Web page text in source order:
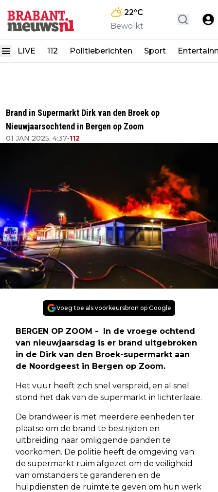
22°C
Bewolkt
LIVE 112 Politieberichten Sport
Brand in Supermarkt Dirk van den Broek op
Nieuwjaarsochtend in Bergen op Zoom
01 JAN 2025, 4:37•112
Voeg toe als voorkeursbron op Google
BERGEN OP ZOOM - In de vroege ochtend
van nieuwjaarsdag is er brand uitgebroken
in de Dirk van den Broek-supermarkt aan
de Noordgeest in Bergen op Zoom.
Het vuur heeft zich snel verspreid, en al snel
stond het dak van de supermarkt in lichterlaaie.
De brandweer is met meerdere eenheden ter
plaatse om de brand te bestrijden en
uitbreiding naar omliggende panden te
voorkomen. De politie heeft de omgeving van
de supermarkt ruim afgezet om de veiligheid
van omstanders te garanderen en de
hulpdiensten de ruimte te geven om hun werk